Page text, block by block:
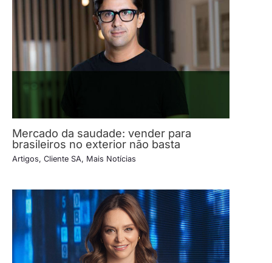
Mercado da saudade: vender para
brasileiros no exterior não basta
Artigos, Cliente SA, Mais Notícias